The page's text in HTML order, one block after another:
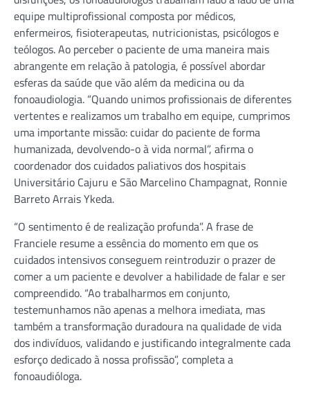
equipe multiprofissional composta por médicos,
enfermeiros, fisioterapeutas, nutricionistas, psicólogos e
teólogos. Ao perceber o paciente de uma maneira mais
abrangente em relação à patologia, é possível abordar
esferas da saúde que vão além da medicina ou da
fonoaudiologia. “Quando unimos profissionais de diferentes
vertentes e realizamos um trabalho em equipe, cumprimos
uma importante missão: cuidar do paciente de forma
humanizada, devolvendo-o à vida normal”, afirma o
coordenador dos cuidados paliativos dos hospitais
Universitário Cajuru e São Marcelino Champagnat, Ronnie
Barreto Arrais Ykeda.
“O sentimento é de realização profunda”. A frase de
Franciele resume a essência do momento em que os
cuidados intensivos conseguem reintroduzir o prazer de
comer a um paciente e devolver a habilidade de falar e ser
compreendido. “Ao trabalharmos em conjunto,
testemunhamos não apenas a melhora imediata, mas
também a transformação duradoura na qualidade de vida
dos indivíduos, validando e justificando integralmente cada
esforço dedicado à nossa profissão”, completa a
fonoaudióloga.